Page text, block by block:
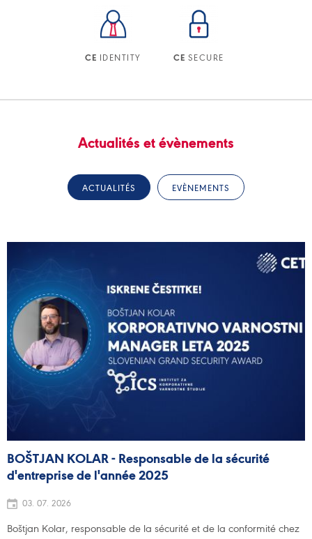
CE IDENTITY CE SECURE
Actualités et évènements
ACTUALITÉS EVÈNEMENTS
BOŠTJAN KOLAR - Responsable de la sécurité
d'entreprise de l'année 2025
03. 07. 2026
Boštjan Kolar, responsable de la sécurité et de la conformité chez